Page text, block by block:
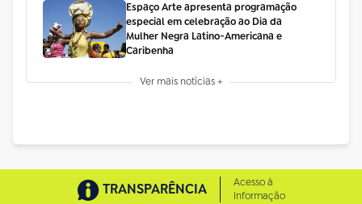
Espaço Arte apresenta programação
especial em celebração ao Dia da
Mulher Negra Latino-Americana e
Caribenha
Ver mais notícias +
TRANSPARÊNCIA
Acesso à
Informação